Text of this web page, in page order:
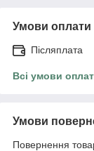
Умови оплати
Післяплата
Всі умови
Умови
Повернення